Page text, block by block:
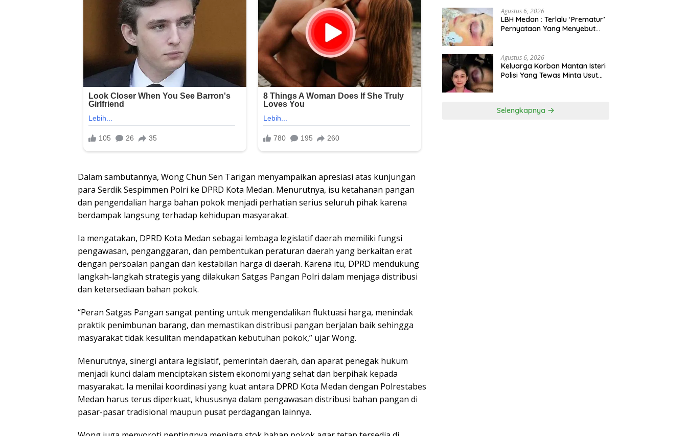
Dalam sambutannya, Wong Chun Sen Tarigan menyampaikan apresiasi atas kunjungan
para Serdik Sespimmen Polri ke DPRD Kota Medan. Menurutnya, isu ketahanan pangan
dan pengendalian harga bahan pokok menjadi perhatian serius seluruh pihak karena
berdampak langsung terhadap kehidupan masyarakat.
Ia mengatakan, DPRD Kota Medan sebagai lembaga legislatif daerah memiliki fungsi
pengawasan, penganggaran, dan pembentukan peraturan daerah yang berkaitan erat
dengan persoalan pangan dan kestabilan harga di daerah. Karena itu, DPRD mendukung
langkah-langkah strategis yang dilakukan Satgas Pangan Polri dalam menjaga distribusi
dan ketersediaan bahan pokok.
“Peran Satgas Pangan sangat penting untuk mengendalikan fluktuasi harga, menindak
praktik penimbunan barang, dan memastikan distribusi pangan berjalan baik sehingga
masyarakat tidak kesulitan mendapatkan kebutuhan pokok,” ujar Wong.
Menurutnya, sinergi antara legislatif, pemerintah daerah, dan aparat penegak hukum
menjadi kunci dalam menciptakan sistem ekonomi yang sehat dan berpihak kepada
masyarakat. Ia menilai koordinasi yang kuat antara DPRD Kota Medan dengan Polrestabes
Medan harus terus diperkuat, khususnya dalam pengawasan distribusi bahan pangan di
pasar-pasar tradisional maupun pusat perdagangan lainnya.
Agustus 6, 2026
LBH Medan : Terlalu ‘Prematur’
Pernyataan Yang Menyebut
Agustus 6, 2026
Keluarga Korban Mantan Isteri
Polisi Yang Tewas Minta Usut
Selengkapnya